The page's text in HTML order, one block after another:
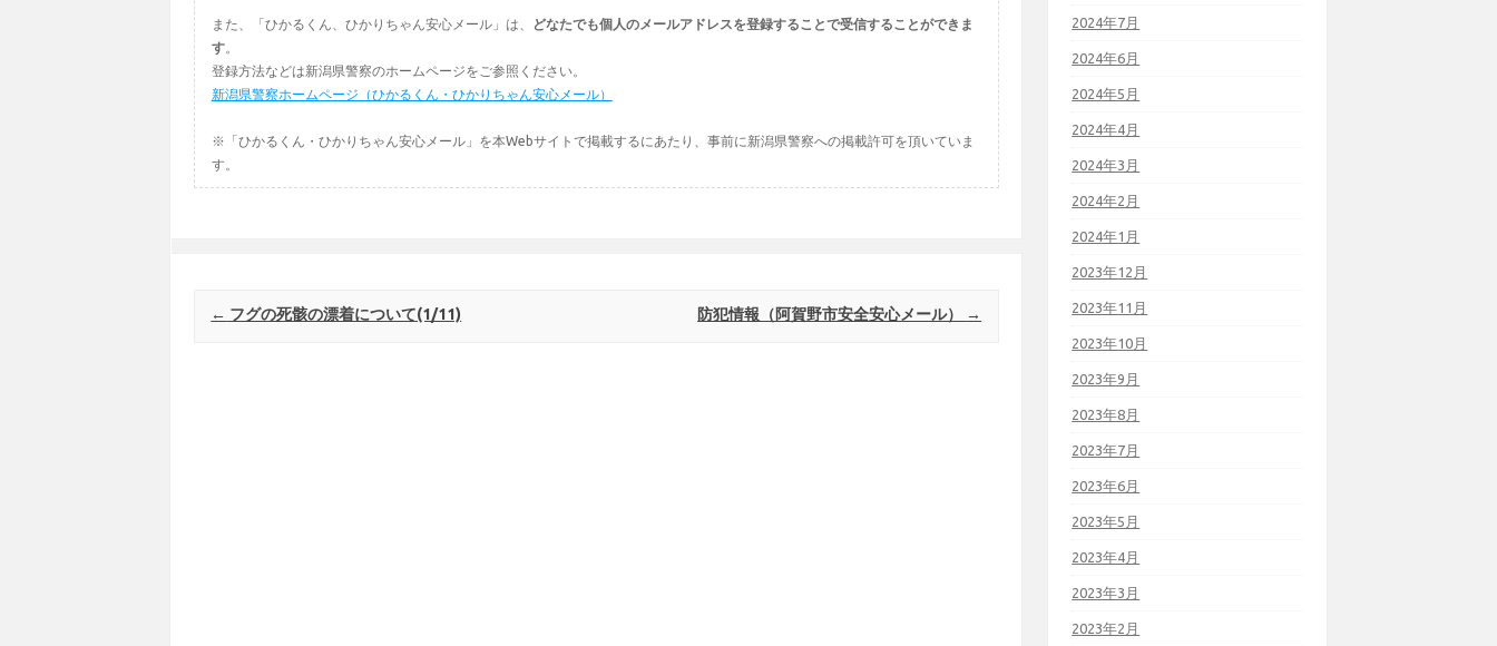
また、「ひかるくん、ひかりちゃん安心メール」は、
どなたでも個人のメールアドレスを登録することで受信することができま
す。
登録方法などは新潟県警察のホームページをご参照ください。
新潟県警察ホームページ（ひかるくん・ひかりちゃん安心メール）
※「ひかるくん・ひかりちゃん安心メール」を本Webサイトで掲載するにあたり、事前に新潟県警察への掲載許可を頂いていま
す。
Post navigation
← フグの死骸の漂着について(1/11) 防犯情報（阿賀野市安全安心メール） →
2024年7月
2024年6月
2024年5月
2024年4月
2024年3月
2024年2月
2024年1月
2023年12月
2023年11月
2023年10月
2023年9月
2023年8月
2023年7月
2023年6月
2023年5月
2023年4月
2023年3月
2023年2月